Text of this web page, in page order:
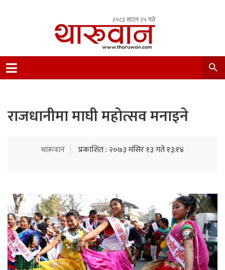
२०८३ साउन २५ गते
Nepal.
राजधानीमा माघी महोत्सव मनाइने
थारूवान प्रकाशित : २०७३ मंसिर १३ गते १३:१४